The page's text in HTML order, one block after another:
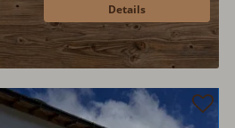
Details